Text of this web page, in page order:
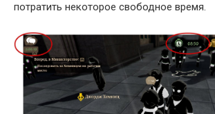
потратить некоторое свободное время.